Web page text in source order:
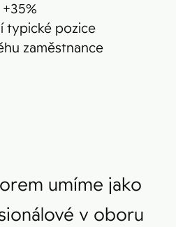
+35%
typické pozice
zaměstnance
umíme jako
v oboru